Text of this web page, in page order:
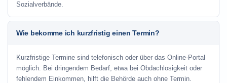
Sozialverbände.
Wie bekomme ich kurzfristig einen Termin?
Kurzfristige Termine sind telefonisch oder über das Online-Portal
möglich. Bei dringendem Bedarf, etwa bei Obdachlosigkeit oder
fehlendem Einkommen, hilft die Behörde auch ohne Termin.